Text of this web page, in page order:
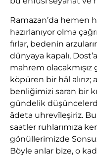
Ramazan’da hemen
hazırlanıyor olma
fırlar, bedenin
dünyaya kapalı,
mahrem
köpüren bir hâl alırız;
benliğimizi saran bir
gündelik
âdeta uhrevîleşiriz.
saatler ruhlarımıza
gönüllerimizde
Böyle anlar bize, o